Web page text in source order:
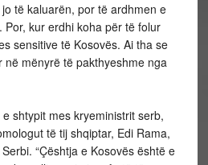
të kaluarën, por të ardhmen e
Por, kur erdhi koha për të folur
sensitive të Kosovës. Ai tha se
në mënyrë të pakthyeshme nga
shtypit mes kryeministrit serb,
të tij shqiptar, Edi Rama,
“Çështja e Kosovës është e